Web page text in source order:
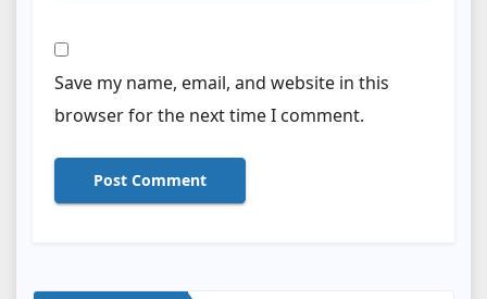
Save my name, email, and website in this
browser for the next time I comment.